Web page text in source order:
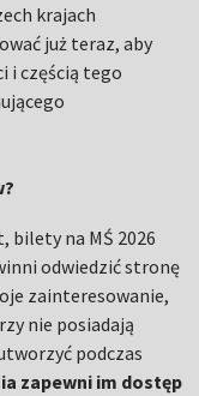
krajach
już teraz, aby
i częścią tego
bilety na MŚ 2026
odwiedzić stronę
zainteresowanie,
nie posiadają
podczas
zapewni im dostęp